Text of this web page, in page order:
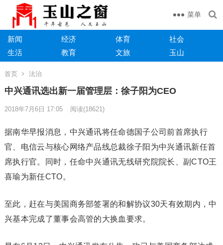
菜单
新闻 经济 体育
社会
生活
教育 文旅 玉山
首页 法治
中兴通讯选出新一届管理层：徐子阳为CEO
2018年7月6日 17:05 阅读(18621)
据南华早报消息，中兴通讯将任命德国子公司前首席执行
官、电信云与核心网络产品线总裁徐子阳为中兴通讯新任首
席执行官。同时，任命中兴通讯无线研究院院长、副CTO王
喜瑜为新任CTO。
至此，赶在与美国商务部签署的和解协议30天有效期内，中
兴基本完成了董事会高管的大换血要求。